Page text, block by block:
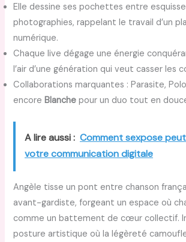
Elle dessine ses pochettes entre
photographies, rappelant le travail d’un
numérique.
Chaque live dégage une énergie
l’air d’une génération qui veut casser les
Collaborations marquantes : Parasite,
encore Blanche pour un duo tout en
A lire aussi : Comment sexpose
votre communication digitale
Angèle tisse un pont entre chanson
avant-gardiste, forgeant un espace où
comme un battement de cœur collectif.
posture artistique où la légèreté